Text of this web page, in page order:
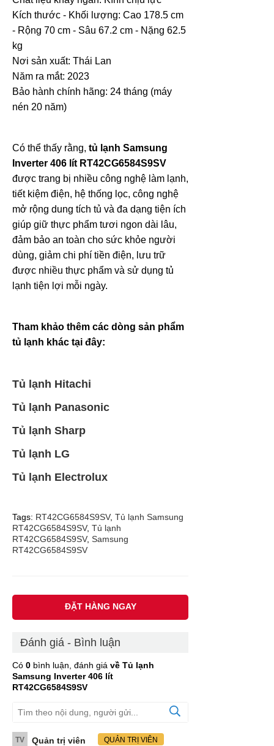
Kích thước - Khối lượng: Cao 178.5 cm
- Rộng 70 cm - Sâu 67.2 cm - Nặng 62.5
kg
Nơi sản xuất: Thái Lan
Năm ra mắt: 2023
Bảo hành chính hãng: 24 tháng (máy
nén 20 năm)
Có thể thấy rằng, tủ lạnh Samsung
Inverter 406 lít RT42CG6584S9SV
được trang bị nhiều công nghệ làm lạnh,
tiết kiệm điện, hệ thống lọc, công nghệ
mở rộng dung tích tủ và đa dạng tiện ích
giúp giữ thực phẩm tươi ngon dài lâu,
đảm bảo an toàn cho sức khỏe người
dùng, giảm chi phí tiền điện, lưu trữ
được nhiều thực phẩm và sử dụng tủ
lạnh tiện lợi mỗi ngày.
Tham khảo thêm các dòng sản phẩm
tủ lạnh khác tại đây:
Tủ lạnh Hitachi
Tủ lạnh Panasonic
Tủ lạnh Sharp
Tủ lạnh LG
Tủ lạnh Electrolux
Tags: RT42CG6584S9SV, Tủ lạnh Samsung
RT42CG6584S9SV, Tủ lạnh
RT42CG6584S9SV, Samsung
RT42CG6584S9SV
ĐẶT HÀNG NGAY
Đánh giá - Bình luận
Có 0 bình luận, đánh giá về Tủ lạnh
Samsung Inverter 406 lít
RT42CG6584S9SV
TV Quản trị viên QUẢN TRỊ VIÊN